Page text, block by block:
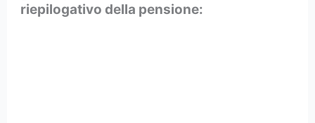
riepilogativo della pensione: